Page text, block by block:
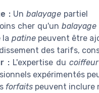
:Un balayagepartiel
cher qu'un balayage
la patinepeuvent être
des tarifs,
:L'expertise ducoiffeur
expérimentés
forfaits peuvent inclure